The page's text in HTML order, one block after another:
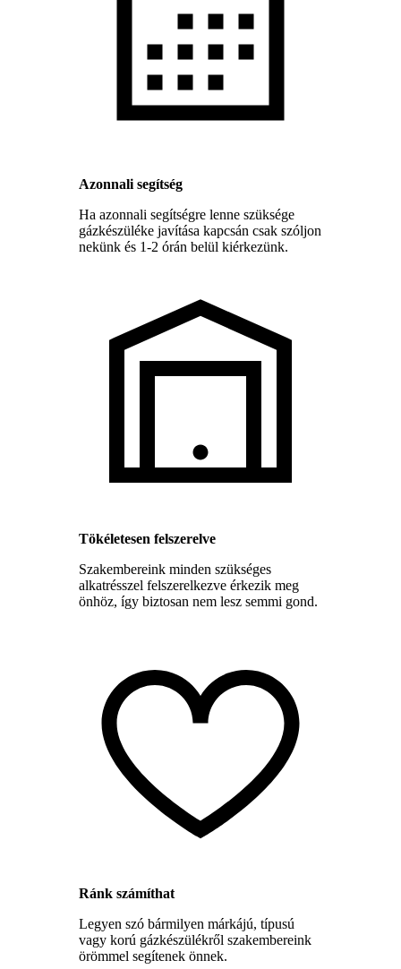
Azonnali segítség
Ha azonnali segítségre lenne szüksége
gázkészüléke javítása kapcsán csak szóljon
nekünk és 1-2 órán belül kiérkezünk.
Tökéletesen felszerelve
Szakembereink minden szükséges
alkatrésszel felszerelkezve érkezik meg
önhöz, így biztosan nem lesz semmi gond.
Ránk számíthat
Legyen szó bármilyen márkájú, típusú
vagy korú gázkészülékről szakembereink
örömmel segítenek önnek.